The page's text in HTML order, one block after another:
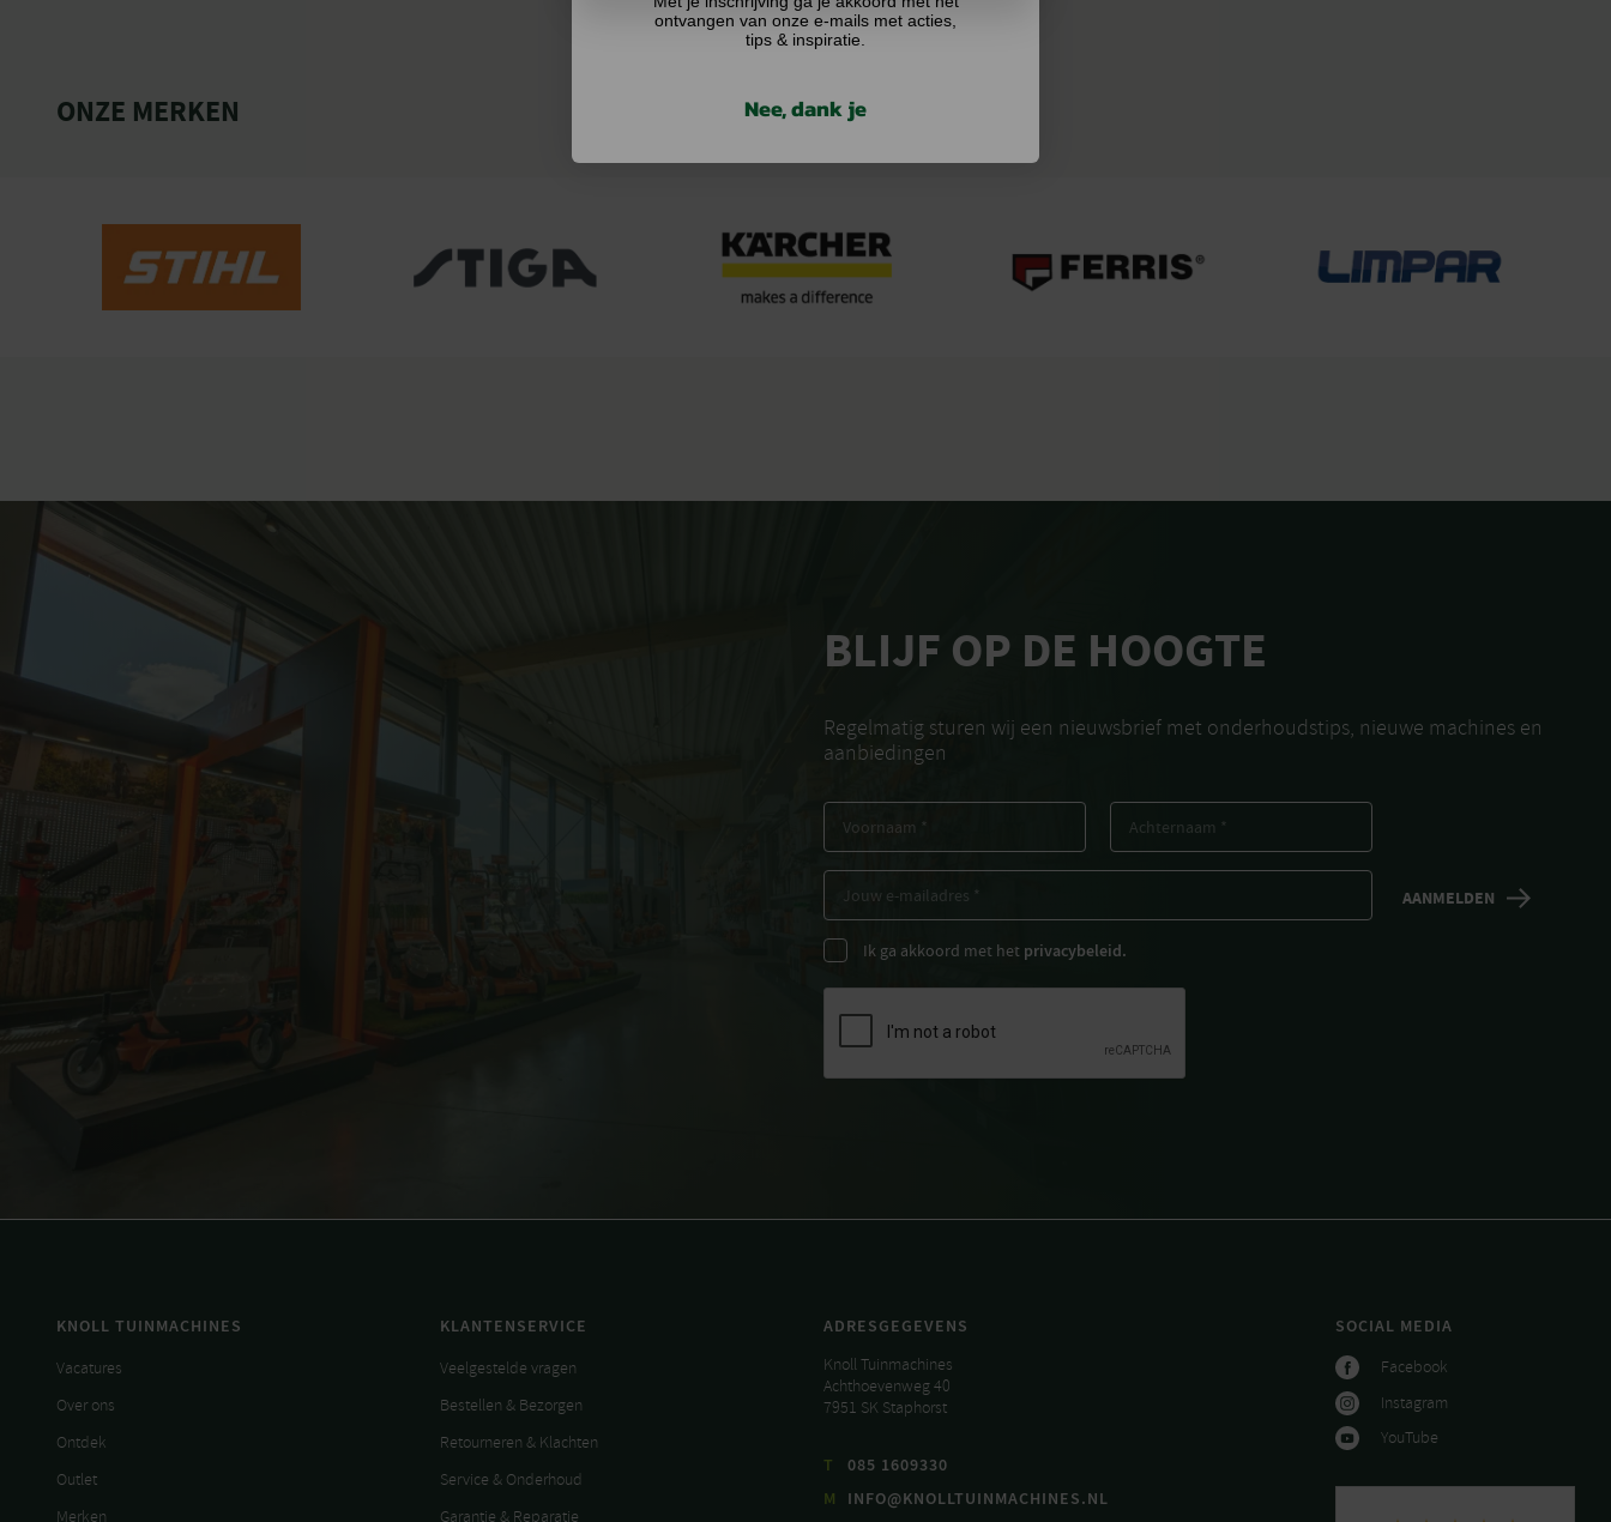
ONZE MERKEN
BLIJF OP DE HOOGTE
Regelmatig sturen wij een nieuwsbrief met onderhoudstips, nieuwe machines en
aanbiedingen
Ik ga akkoord met het privacybeleid.
KNOLL TUINMACHINES
Vacatures
Over ons
Ontdek
Outlet
Merken
KLANTENSERVICE
Veelgestelde vragen
Bestellen & Bezorgen
Retourneren & Klachten
Service & Onderhoud
Garantie & Reparatie
ADRESGEGEVENS
Knoll Tuinmachines
Achthoevenweg 40
7951 SK Staphorst
T
085 1609330
M
INFO@KNOLLTUINMACHINES.NL
SOCIAL MEDIA
Facebook
Instagram
YouTube
ontvangen van onze e-mails met acties,
tips & inspiratie.
Nee, dank je